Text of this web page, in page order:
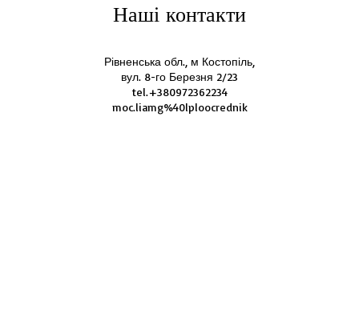
Наші контакти
Рівненська обл., м Костопіль,
вул. 8-го Березня 2/23
tel.+380972362234
moc.liamg%40lploocrednik